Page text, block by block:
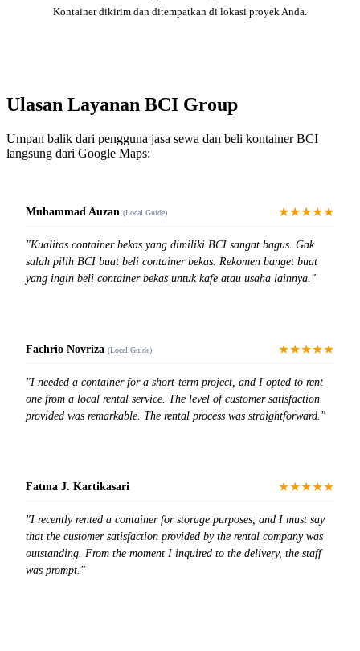
Kontainer dikirim dan ditempatkan di lokasi proyek Anda.
Ulasan Layanan BCI Group
Umpan balik dari pengguna jasa sewa dan beli kontainer BCI
langsung dari Google Maps:
Muhammad Auzan (Local Guide) ★★★★★
"Kualitas container bekas yang dimiliki BCI sangat bagus. Gak
salah pilih BCI buat beli container bekas. Rekomen banget buat
yang ingin beli container bekas untuk kafe atau usaha lainnya."
Fachrio Novriza (Local Guide) ★★★★★
"I needed a container for a short-term project, and I opted to rent
one from a local rental service. The level of customer satisfaction
provided was remarkable. The rental process was straightforward."
Fatma J. Kartikasari ★★★★★
"I recently rented a container for storage purposes, and I must say
that the customer satisfaction provided by the rental company was
outstanding. From the moment I inquired to the delivery, the staff
was prompt."